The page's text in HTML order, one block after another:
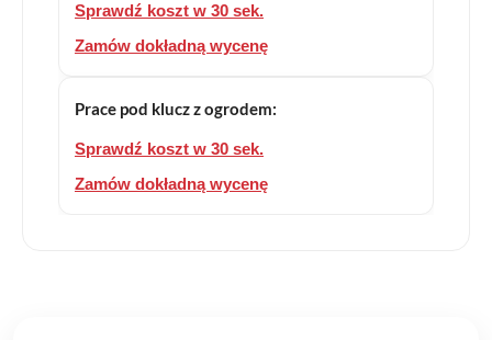
Sprawdź koszt w 30 sek.
Zamów dokładną wycenę
Prace pod klucz z ogrodem:
Sprawdź koszt w 30 sek.
Zamów dokładną wycenę